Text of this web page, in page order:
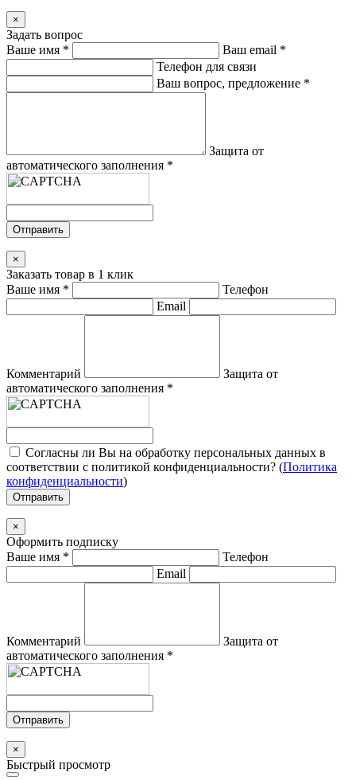
×
Задать вопрос
Ваше имя * Ваш email *
Телефон для связи
Ваш вопрос, предложение *
Защита от
автоматического заполнения *
Отправить
×
Заказать товар в 1 клик
Ваше имя *
Телефон
Email
Комментарий
Защита от
автоматического заполнения *
Согласны ли Вы на обработку персональных данных в
соответствии с политикой конфиденциальности? (Политика
конфиденциальности)
Отправить
×
Оформить подписку
Ваше имя *
Телефон
Email
Комментарий
Защита от
автоматического заполнения *
Отправить
×
Быстрый просмотр